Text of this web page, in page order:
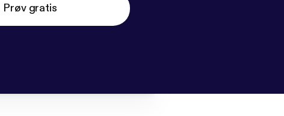
Prøv gratis